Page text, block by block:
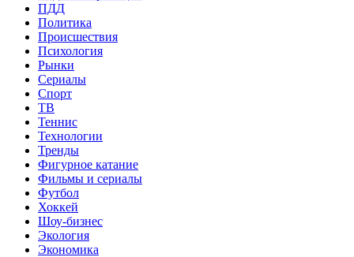
ПДД
Политика
Происшествия
Психология
Рынки
Сериалы
Спорт
ТВ
Теннис
Технологии
Тренды
Фигурное катание
Фильмы и сериалы
Футбол
Хоккей
Шоу-бизнес
Экология
Экономика